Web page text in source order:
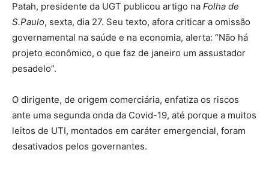
Patah, presidente da UGT publicou artigo na Folha de
S.Paulo, sexta, dia 27. Seu texto, afora criticar a omissão
governamental na saúde e na economia, alerta: “Não há
projeto econômico, o que faz de janeiro um assustador
pesadelo”.
O dirigente, de origem comerciária, enfatiza os riscos
ante uma segunda onda da Covid-19, até porque a muitos
leitos de UTI, montados em caráter emergencial, foram
desativados pelos governantes.